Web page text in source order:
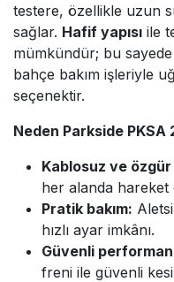
testere, özellikle uzun
sağlar. Hafif yapısı ile
mümkündür; bu sayede
bahçe bakım işleriyle
seçenektir.
Neden Parkside PKSA
Kablosuz ve özgür
her alanda
Pratik bakım:
hızlı ayar imkânı.
Güvenli
freni ile güvenli